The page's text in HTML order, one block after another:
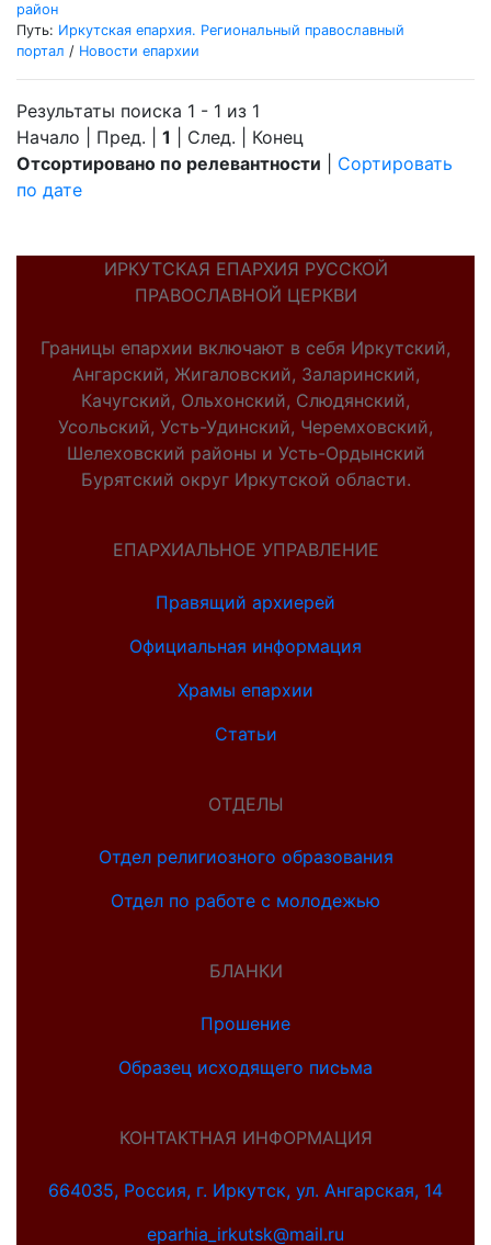
район
Путь: Иркутская епархия. Региональный православный
портал / Новости епархии
Результаты поиска 1 - 1 из 1
Начало | Пред. | 1 | След. | Конец
Отсортировано по релевантности
Сортировать
по дате
ИРКУТСКАЯ ЕПАРХИЯ РУССКОЙ
ПРАВОСЛАВНОЙ ЦЕРКВИ
Границы епархии включают в себя Иркутский,
Ангарский, Жигаловский, Заларинский,
Качугский, Ольхонский, Слюдянский,
Усольский, Усть-Удинский, Черемховский,
Шелеховский районы и Усть-Ордынский
Бурятский округ Иркутской области.
ЕПАРХИАЛЬНОЕ УПРАВЛЕНИЕ
Правящий архиерей
Официальная информация
Храмы епархии
Статьи
ОТДЕЛЫ
Отдел религиозного образования
Отдел по работе с молодежью
БЛАНКИ
Прошение
Образец исходящего письма
КОНТАКТНАЯ ИНФОРМАЦИЯ
664035, Россия, г. Иркутск, ул. Ангарская, 14
eparhia_irkutsk@mail.ru